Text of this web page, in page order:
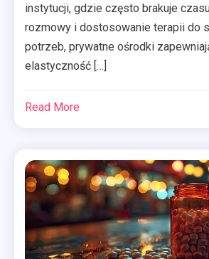
instytucji, gdzie często brakuje
rozmowy i dostosowanie terapii do
potrzeb, prywatne ośrodki
elastyczność […]
Read More